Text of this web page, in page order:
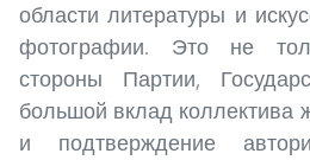
области литературы и
фотографии. Это не
стороны Партии,
большой вклад коллектива
и подтверждение